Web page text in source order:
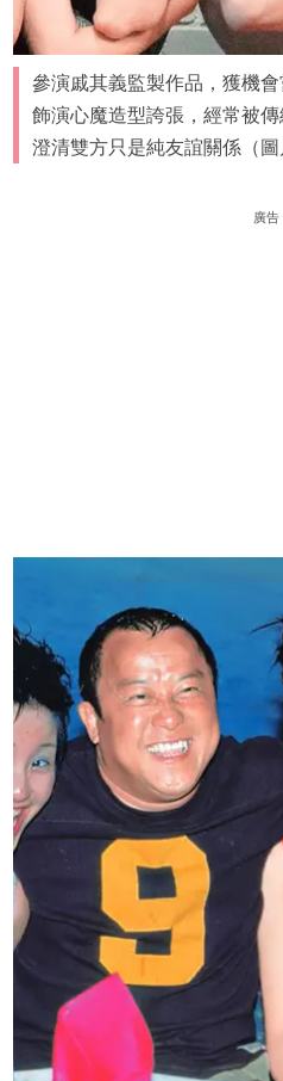
參演戚其義監製作品，獲機會
飾演心魔造型誇張，經常被
澄清雙方只是純友誼關係（圖
廣告